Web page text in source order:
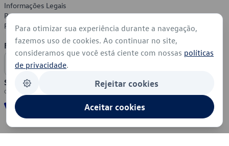
Informações Legais
Política de Privacidade
Política de Cookies
Formas de Pagamento
Segurança
Para otimizar sua experiência durante a navegação,
fazemos uso de cookies. Ao continuar no site,
consideramos que você está ciente com nossas políticas
de privacidade.
Rejeitar cookies
Aceitar cookies